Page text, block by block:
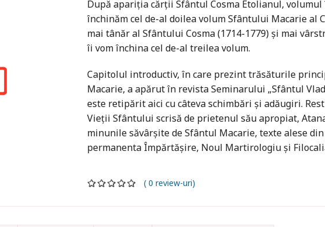
După apariția cărții Sfântul Cosma Etolianul,
închinăm cel de-al doilea volum Sfântului Macarie al
mai tânăr al Sfântului Cosma (1714-1779) și mai
îi vom închina cel de-al treilea volum.
Capitolul introductiv, în care prezint trăsăturile
Macarie, a apărut în revista Seminarului „Sfântul
este retipărit aici cu câteva schimbări și adăugiri.
Vieții Sfântului scrisă de prietenul său apropiat,
minunile săvârșite de Sfântul Macarie, texte alese
permanenta Împărtășire, Noul Martirologiu și
( 0 review-uri)